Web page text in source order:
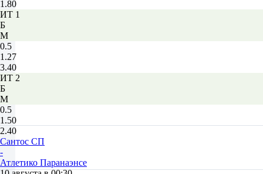
1.80
ИТ 1
Б
М
0.5
1.27
3.40
ИТ 2
Б
М
0.5
1.50
2.40
Сантос СП
-
Атлетико Паранаэнсе